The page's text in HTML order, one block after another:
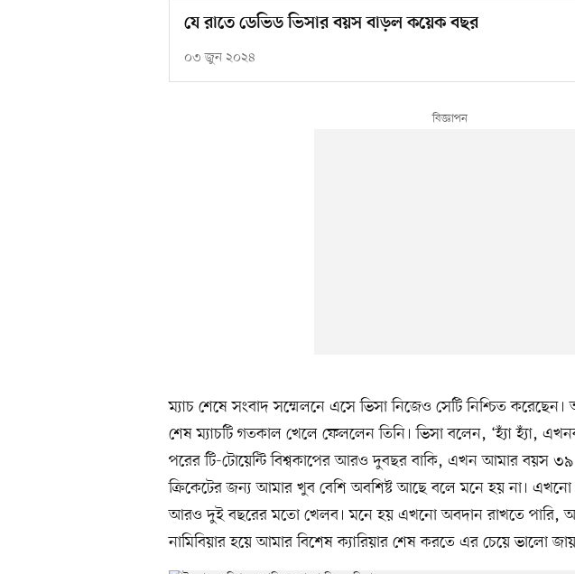
যে রাতে ডেভিড ভিসার বয়স বাড়ল কয়েক বছর
০৩ জুন ২০২৪
ম্যাচ শেষে সংবাদ সম্মেলনে এসে ভিসা নিজেও সেটি নিশ্চিত করেছেন।
শেষ ম্যাচটি গতকাল খেলে ফেললেন তিনি। ভিসা বলেন, ‘হ্যাঁ হ্যাঁ,
পরের টি-টোয়েন্টি বিশ্বকাপের আরও দুবছর বাকি, এখন আমার বয়স
ক্রিকেটের জন্য আমার খুব বেশি অবশিষ্ট আছে বলে মনে হয় না।
আরও দুই বছরের মতো খেলব। মনে হয় এখনো অবদান রাখতে পারি,
নামিবিয়ার হয়ে আমার বিশেষ ক্যারিয়ার শেষ করতে এর চেয়ে ভালো